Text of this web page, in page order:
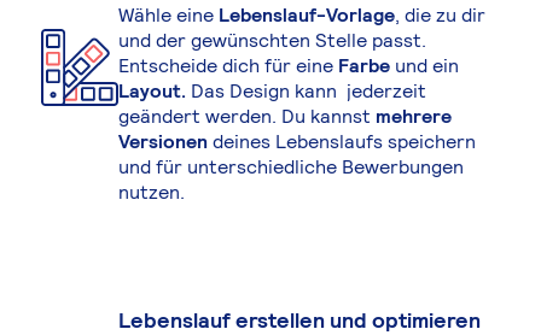
Wähle eine Lebenslauf-Vorlage, die zu dir
und der gewünschten Stelle passt.
Entscheide dich für eine Farbe und ein
Layout. Das Design kann jederzeit
geändert werden. Du kannst mehrere
Versionendeines Lebenslaufs speichern
und für unterschiedliche Bewerbungen
nutzen.
Lebenslauf erstellen und optimieren